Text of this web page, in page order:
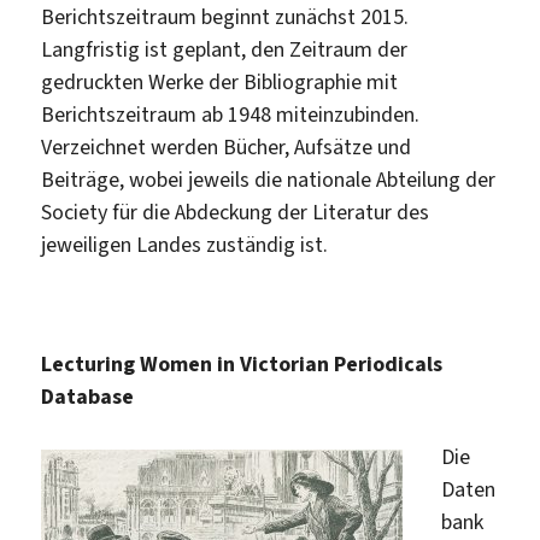
Berichtszeitraum beginnt zunächst 2015.
Langfristig ist geplant, den Zeitraum der
gedruckten Werke der Bibliographie mit
Berichtszeitraum ab 1948 miteinzubinden.
Verzeichnet werden Bücher, Aufsätze und
Beiträge, wobei jeweils die nationale Abteilung der
Society für die Abdeckung der Literatur des
jeweiligen Landes zuständig ist.
Lecturing Women in Victorian Periodicals
Database
Die
Daten
bank